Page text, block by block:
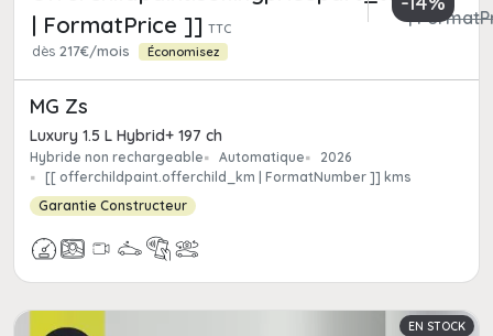
| FormatPrice ]] TTC
|
dès 217€/mois Économisez
MG Zs
Luxury 1.5 L Hybrid+ 197 ch
Hybride non rechargeable Automatique
2026
[[ offerchildpaint.offerchild_km | FormatNumber ]] kms
Garantie Constructeur
EN STOCK